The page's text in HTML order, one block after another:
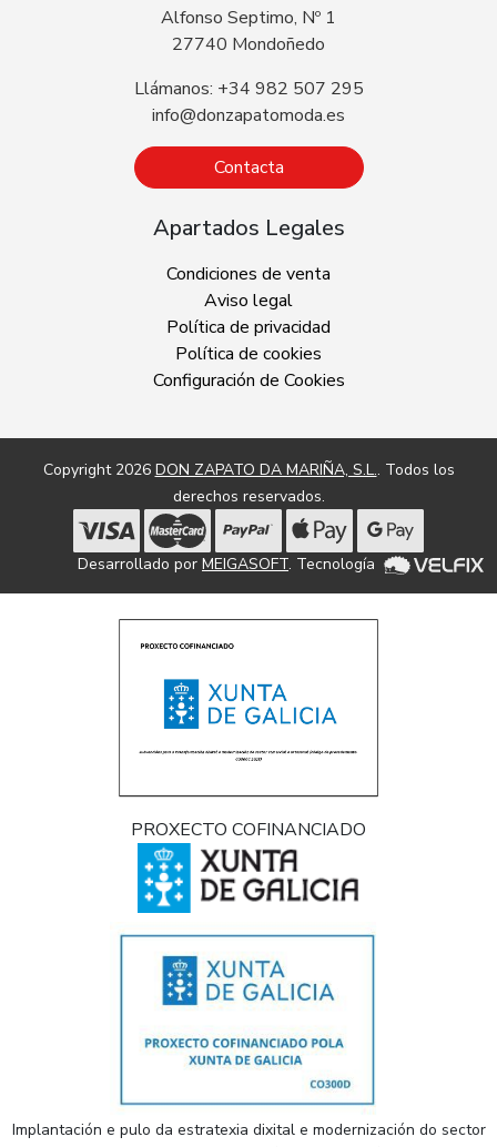
Alfonso Septimo, Nº 1
27740 Mondoñedo
Llámanos: +34 982 507 295
info@donzapatomoda.es
Contacta
Apartados Legales
Condiciones de venta
Aviso legal
Política de privacidad
Política de cookies
Configuración de Cookies
Copyright 2026 DON ZAPATO DA MARIÑA, S.L.. Todos los
derechos reservados.
Desarrollado por MEIGASOFT. Tecnología
PROXECTO COFINANCIADO
Implantación e pulo da estratexia dixital e modernización do sector